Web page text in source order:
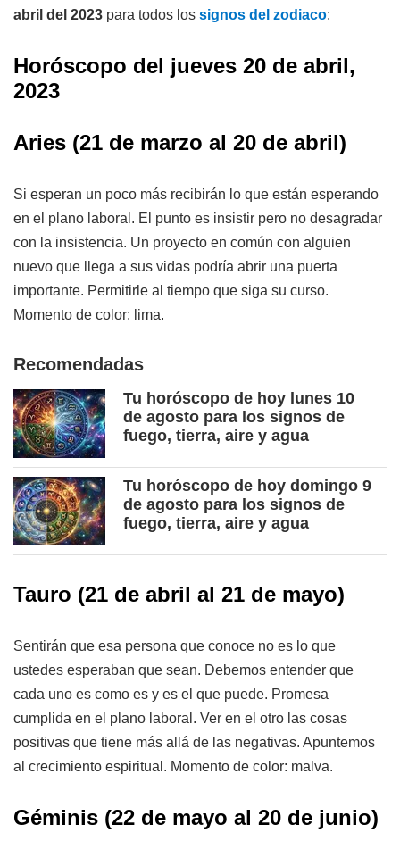
abril del 2023 para todos los signos del zodiaco:
Horóscopo del jueves 20 de abril,
2023
Aries (21 de marzo al 20 de abril)
Si esperan un poco más recibirán lo que están esperando
en el plano laboral. El punto es insistir pero no desagradar
con la insistencia. Un proyecto en común con alguien
nuevo que llega a sus vidas podría abrir una puerta
importante. Permitirle al tiempo que siga su curso.
Momento de color: lima.
Recomendadas
Tu horóscopo de hoy lunes 10
de agosto para los signos de
fuego, tierra, aire y agua
Tu horóscopo de hoy domingo 9
de agosto para los signos de
fuego, tierra, aire y agua
Tauro (21 de abril al 21 de mayo)
Sentirán que esa persona que conoce no es lo que
ustedes esperaban que sean. Debemos entender que
cada uno es como es y es el que puede. Promesa
cumplida en el plano laboral. Ver en el otro las cosas
positivas que tiene más allá de las negativas. Apuntemos
al crecimiento espiritual. Momento de color: malva.
Géminis (22 de mayo al 20 de junio)